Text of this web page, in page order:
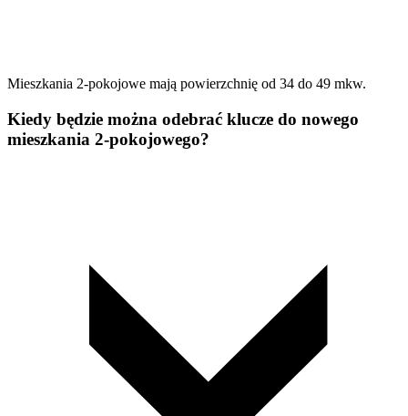
Mieszkania 2-pokojowe mają powierzchnię od 34 do 49 mkw.
Kiedy będzie można odebrać klucze do nowego
mieszkania 2-pokojowego?